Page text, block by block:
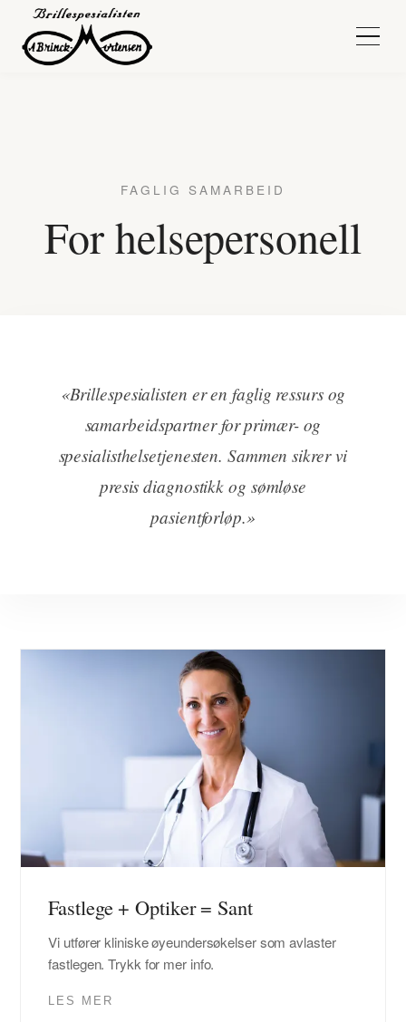
FAGLIG SAMARBEID
For helsepersonell
«Brillespesialisten er en faglig ressurs og
samarbeidspartner for primær- og
spesialisthelsetjenesten. Sammen sikrer vi
presis diagnostikk og sømløse
pasientforløp.»
Fastlege + Optiker = Sant
Vi utfører kliniske øyeundersøkelser som avlaster
fastlegen. Trykk for mer info.
LES MER